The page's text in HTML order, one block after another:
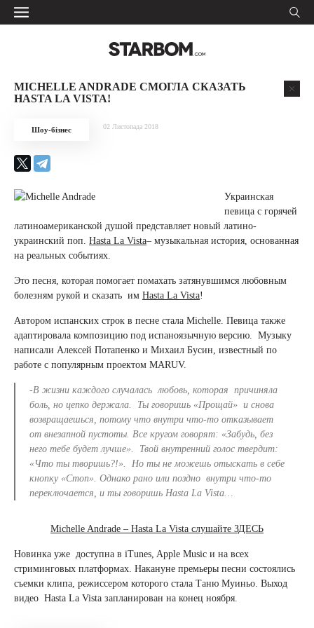
MICHELLE ANDRADE СМОГЛА СКАЗАТЬ
HASTA LA VISTA!
Шоу-бізнес 02 Листопада 2018
Украинская
певица с горячей
латиноамериканской душой представляет новый латино-
украинский поп. Hasta La Vista– музыкальная история, основанная
на реальных событиях.
Это песня, которая помогает помахать затянувшимся любовным
болезням рукой и сказать им Hasta La Vista!
Автором испанских строк в песне стала Michelle. Певица также
адаптировала композицию под испаноязычную версию. Музыку
написали Алексей Потапенко и Михаил Бусин, известный по
работе с популярным проектом MARUV.
-В жизни каждого случалась любовь, которая причиняла
боль, но цепко держала. Ты говоришь «Прощай» и снова
возвращаешься, потому что внутри что-то отказывает
от внезапной пустоты. Все кругом говорят: «Забудь, без
него тебе будет лучше». Твой внутренний голос твердит:
«Что ты творишь?!». Но ты не можешь отыскать в себе
кнопку «Стоп». Однако рано или поздно внутри что-то
переключается, и ты говоришь Hasta La Vista…
Michelle Andrade – Hasta La Vista слушайте ЗДЕСЬ
Новинка уже доступна в iTunes, Apple Music и на всех
стриминговых платформах. Накануне премьеры песни состоялись
съемки клипа, режиссером которого стала Таню Муиньо. Выход
видео Hasta La Vista запланирован на конец ноября.